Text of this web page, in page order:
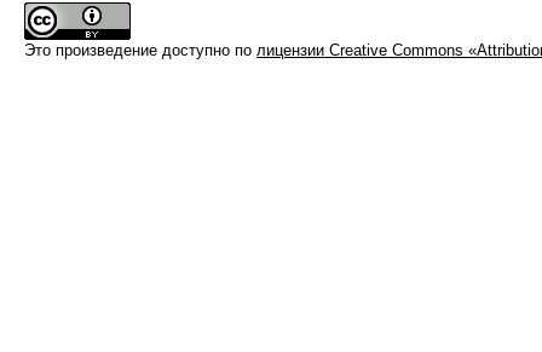
Это произведение доступно по лицензии Creative Commons